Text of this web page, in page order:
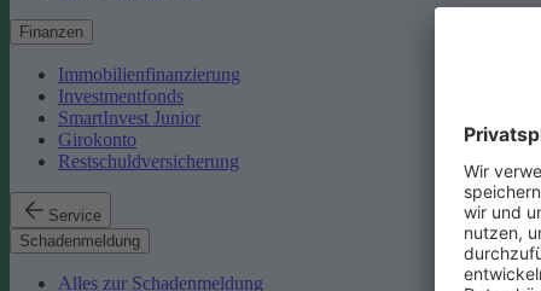
Finanzen
Immobilienfinanzierung
Investmentfonds
SmartInvest Junior
Girokonto
Restschuldversicherung
Service
Schadenmeldung
Alles zur Schadenmeldung